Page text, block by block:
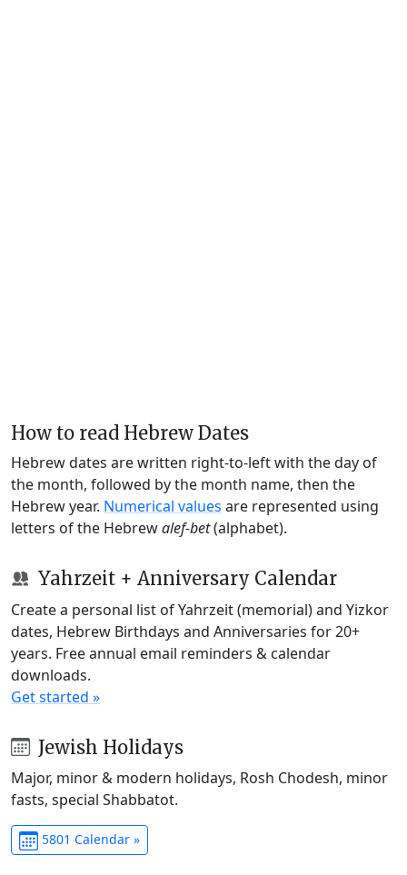
How to read Hebrew Dates
Hebrew dates are written right-to-left with the day of
the month, followed by the month name, then the
Hebrew year. Numerical values are represented using
letters of the Hebrewalef-bet(alphabet).
Yahrzeit + Anniversary Calendar
Create a personal list of Yahrzeit (memorial) and Yizkor
dates, Hebrew Birthdays and Anniversaries for 20+
years. Free annual email reminders & calendar
downloads.
Get started »
Jewish Holidays
Major, minor & modern holidays, Rosh Chodesh, minor
fasts, special Shabbatot.
5801 Calendar »